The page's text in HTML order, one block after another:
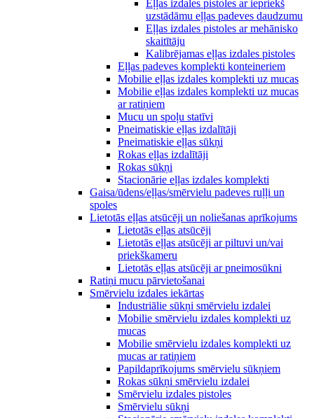
Eļļas izdales pistoles ar iepriekš
uzstādāmu eļļas padeves daudzumu
Eļļas izdales pistoles ar mehānisko
skaitītāju
Kalibrējamas eļļas izdales pistoles
Eļļas padeves komplekti konteineriem
Mobilie eļļas izdales komplekti uz mucas
Mobilie eļļas izdales komplekti uz mucas
ar ratiņiem
Mucu un spoļu statīvi
Pneimatiskie eļļas izdalītāji
Pneimatiskie eļļas sūkņi
Rokas eļļas izdalītāji
Rokas sūkņi
Stacionārie eļļas izdales komplekti
Gaisa/ūdens/eļļas/smērvielu padeves ruļļi un
spoles
Lietotās eļļas atsūcēji un noliešanas aprīkojums
Lietotās eļļas atsūcēji
Lietotās eļļas atsūcēji ar piltuvi un/vai
priekškameru
Lietotās eļļas atsūcēji ar pneimosūkni
Ratiņi mucu pārvietošanai
Smērvielu izdales iekārtas
Industriālie sūkņi smērvielu izdalei
Mobilie smērvielu izdales komplekti uz
mucas
Mobilie smērvielu izdales komplekti uz
mucas ar ratiņiem
Papildaprīkojums smērvielu sūkņiem
Rokas sūkņi smērvielu izdalei
Smērvielu izdales pistoles
Smērvielu sūkņi